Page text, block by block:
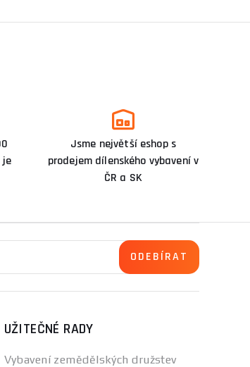
je
Jsme největší eshop s
prodejem dílenského vybavení v
ČR a SK
UŽITEČNÉ RADY
Vybavení zemědělských družstev